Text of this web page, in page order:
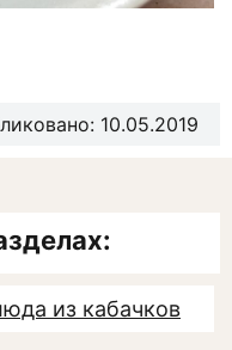
10.05.2019
из кабачков